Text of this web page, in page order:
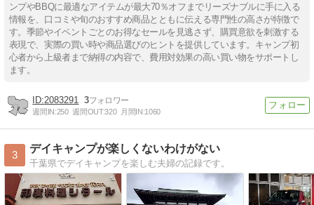
ンプやBBQに最適なアイテムが最大70％オフまでリーズナブルに手に入る
情報を、口コミや旬のおすすめ商品とともに伝える専門性の高さが特徴で
す。季節やイベントごとのお得なセールを見逃さず、購買意欲を刺激する
表現で、実際の買い時や商品選びのヒントを提供しています。キャンプ初
心者から上級者まで納得の内容で、費用対効果の高い買い物をサポートし
ます。
2083291 3
週間IN:250 週間OUT:320 月間IN:1060
3
デイキャンプが楽しくないわけがない
千葉県でデイキャンプを楽しむ夫婦の記録です。